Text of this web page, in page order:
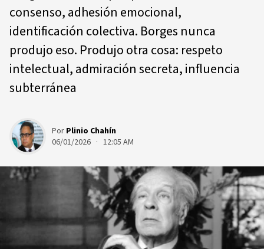
consenso, adhesión emocional,
identificación colectiva. Borges nunca
produjo eso. Produjo otra cosa: respeto
intelectual, admiración secreta, influencia
subterránea
Por Plinio Chahín
06/01/2026 · 12:05 AM